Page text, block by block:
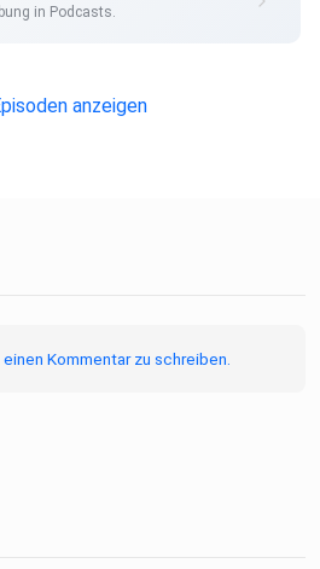
in Podcasts.
anzeigen
Kommentar zu schreiben.